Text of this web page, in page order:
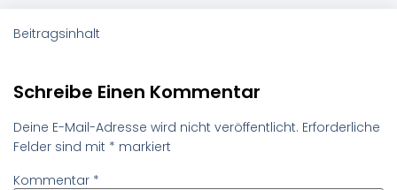
Beitragsinhalt
Schreibe Einen Kommentar
Deine E-Mail-Adresse wird nicht veröffentlicht. Erforderliche
Felder sind mit * markiert
Kommentar *